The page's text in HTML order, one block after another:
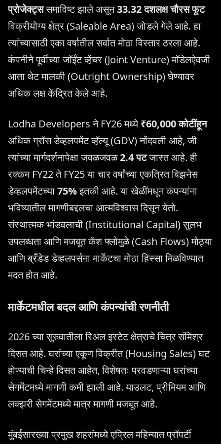
प्रोजेक्ट्ससमाविष्ट झाले असून33.32 दशलक्ष चौरस फूट
विक्रीयोग्य क्षेत्र (Saleable Area) जोडले गेले आहे. हा
त्यांच्यासाठी एका वर्षातील सर्वात मोठा विस्तार ठरला आहे.
कंपनीने पूर्वीच्या जॉईंट व्हेंचर (Joint Venture) मॉडेलऐवजी
आता थेट मालकी (Outright Ownership) घेण्यावर
अधिक लक्ष केंद्रित केले आहे.
Lodha Developers ने FY26 मध्ये₹60,000 कोटींहून
अधिक ग्रॉस डेव्हलपमेंट व्हॅल्यू (GDV) नोंदवली आहे, जी
त्यांच्या मार्गदर्शनापेक्षा जवळजवळ2.4 पटजास्त आहे. ही
रक्कम FY22 ते FY25 या चार वर्षांच्या एकत्रित बिझनेस
डेव्हलपमेंटच्या75%इतकी आहे. या खेळींमधून कंपन्यांना
भविष्यातील मागणीबद्दलचा आत्मविश्वास दिसून येतो.
संस्थात्मक भांडवलाची (Institutional Capital) सुलभ
उपलब्धता आणि मजबूत कॅश फ्लोमुळे (Cash Flows) मोठ्या
आणि ब्रँडेड डेव्हलपर्सना मार्केटचा मोठा हिस्सा मिळविण्यात
मदत होत आहे.
मार्केटमधील बदल आणि कंपन्यांची रणनीती
2026 च्या सुरुवातीला रिअल इस्टेट क्षेत्राचे चित्र संमिश्र
दिसत आहे. घरांच्या एकूण विक्रीत (Housing Sales) घट
होण्याची चिन्हे दिसत आहेत, विशेषतः परवडणाऱ्या घरांच्या
सेगमेंटमध्ये मागणी कमी झाली आहे. याउलट, प्रीमियम आणि
लक्झरी सेगमेंटमध्ये मात्र मागणी मजबूत आहे.
मुंबईसारख्या प्रमुख शहरांमध्ये एप्रिल महिन्यात प्रॉपर्टी